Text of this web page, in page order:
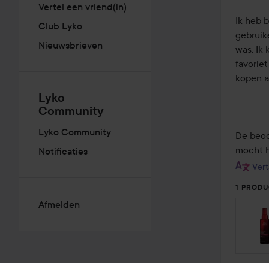
Vertel een vriend(in)
Club Lyko
Nieuwsbrieven
Lyko
Community
Lyko Community
Notificaties
Afmelden
de
5
Ik heb
was. Ik
kopen
De
mocht
1